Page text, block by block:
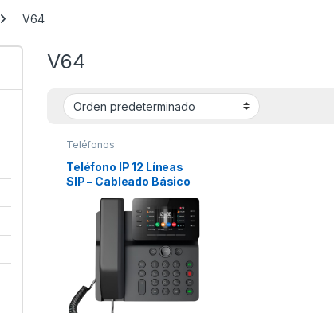
V64
V64
Teléfonos
Teléfono IP 12 Líneas
SIP – Cableado Básico